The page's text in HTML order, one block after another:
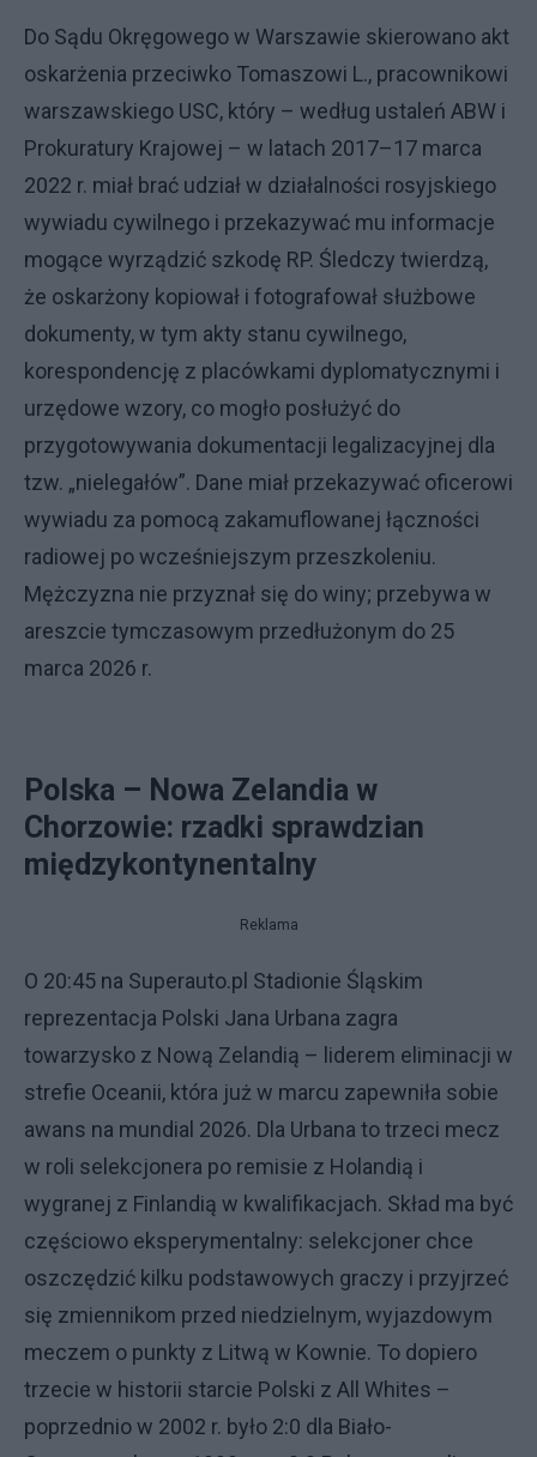
Do Sądu Okręgowego w Warszawie skierowano akt
oskarżenia przeciwko Tomaszowi L., pracownikowi
warszawskiego USC, który – według ustaleń ABW i
Prokuratury Krajowej – w latach 2017–17 marca
2022 r. miał brać udział w działalności rosyjskiego
wywiadu cywilnego i przekazywać mu informacje
mogące wyrządzić szkodę RP. Śledczy twierdzą,
że oskarżony kopiował i fotografował służbowe
dokumenty, w tym akty stanu cywilnego,
korespondencję z placówkami dyplomatycznymi i
urzędowe wzory, co mogło posłużyć do
przygotowywania dokumentacji legalizacyjnej dla
tzw. „nielegałów”. Dane miał przekazywać oficerowi
wywiadu za pomocą zakamuflowanej łączności
radiowej po wcześniejszym przeszkoleniu.
Mężczyzna nie przyznał się do winy; przebywa w
areszcie tymczasowym przedłużonym do 25
marca 2026 r.
Polska – Nowa Zelandia w
Chorzowie: rzadki sprawdzian
międzykontynentalny
Reklama
O 20:45 na Superauto.pl Stadionie Śląskim
reprezentacja Polski Jana Urbana zagra
towarzysko z Nową Zelandią – liderem eliminacji w
strefie Oceanii, która już w marcu zapewniła sobie
awans na mundial 2026. Dla Urbana to trzeci mecz
w roli selekcjonera po remisie z Holandią i
wygranej z Finlandią w kwalifikacjach. Skład ma być
częściowo eksperymentalny: selekcjoner chce
oszczędzić kilku podstawowych graczy i przyjrzeć
się zmiennikom przed niedzielnym, wyjazdowym
meczem o punkty z Litwą w Kownie. To dopiero
trzecie w historii starcie Polski z All Whites –
poprzednio w 2002 r. było 2:0 dla Biało-